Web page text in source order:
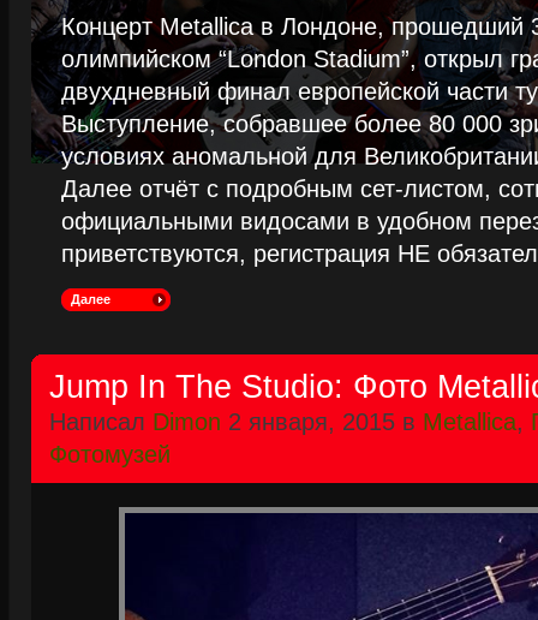
Концерт Metallica в Лондоне, прошедший
олимпийском “London Stadium”, открыл
двухдневный финал европейской части
Выступление, собравшее более 80 000
условиях аномальной для
Далее отчёт с подробным сет-листом,
официальными видосами в удобном
приветствуются, регистрация НЕ
Далее
Jump In The Studio: Фото
Написал Dimon 2 января, 2015 в Metallica,
Фотомузей